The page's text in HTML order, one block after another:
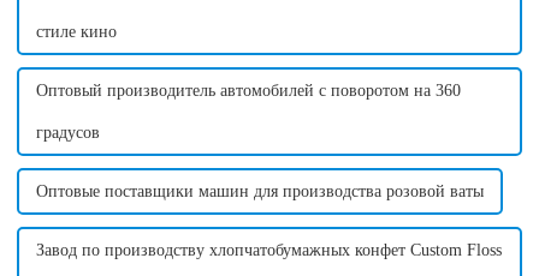
стиле кино
Оптовый производитель автомобилей с поворотом на 360
градусов
Оптовые поставщики машин для производства розовой ваты
Завод по производству хлопчатобумажных конфет Custom Floss